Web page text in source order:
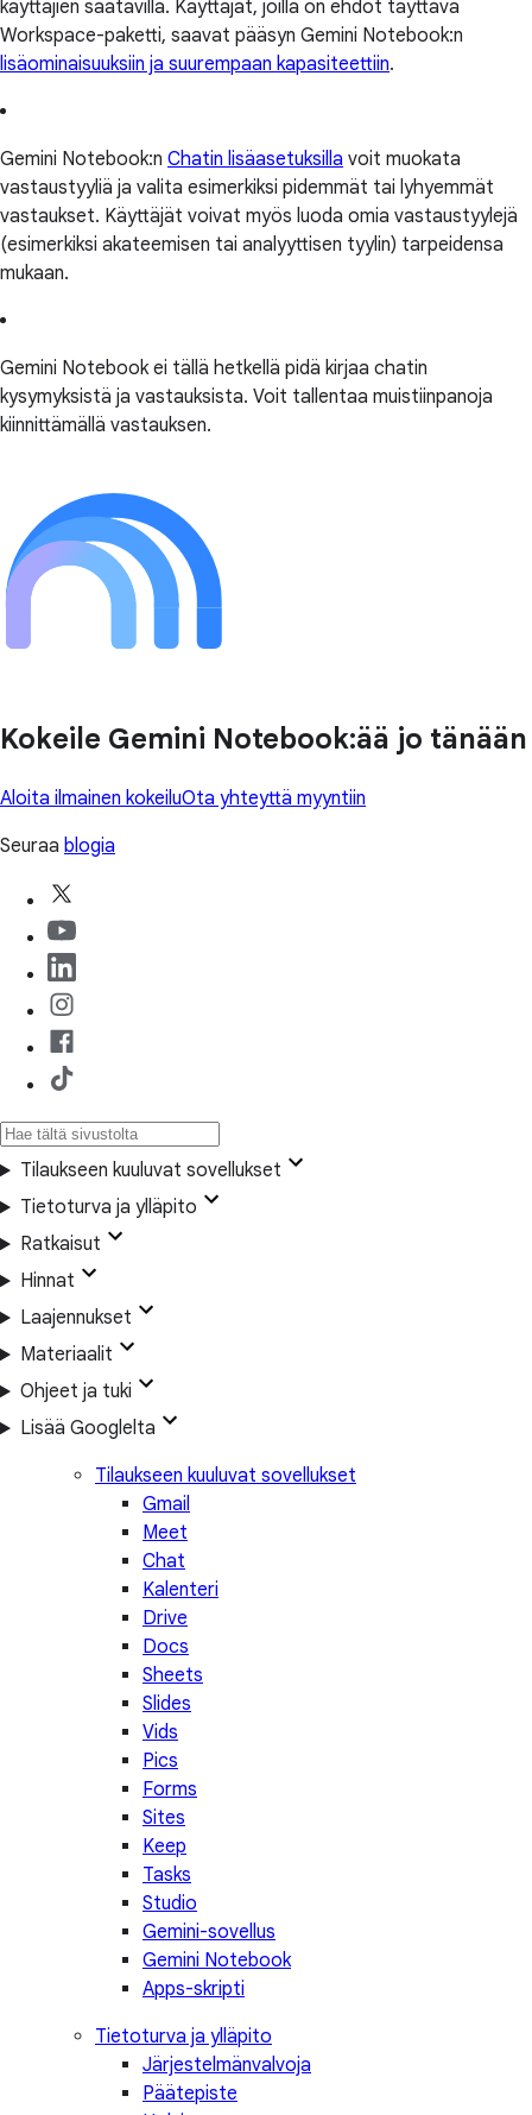
käyttäjien saatavilla. Käyttäjät, joilla on ehdot täyttävä
Workspace-paketti, saavat pääsyn Gemini Notebook:n
lisäominaisuuksiin ja suurempaan kapasiteettiin.
Gemini Notebook:n Chatin lisäasetuksilla voit muokata
vastaustyyliä ja valita esimerkiksi pidemmät tai lyhyemmät
vastaukset. Käyttäjät voivat myös luoda omia vastaustyylejä
(esimerkiksi akateemisen tai analyyttisen tyylin) tarpeidensa
mukaan.
Gemini Notebook ei tällä hetkellä pidä kirjaa chatin
kysymyksistä ja vastauksista. Voit tallentaa muistiinpanoja
kiinnittämällä vastauksen.
Kokeile Gemini Notebook:ää jo tänään
Aloita ilmainen kokeiluOta yhteyttä myyntiin
Seuraa blogia
Tilaukseen kuuluvat sovellukset
Tietoturva ja ylläpito
Ratkaisut
Hinnat
Laajennukset
Materiaalit
Ohjeet ja tuki
Lisää Googlelta
Tilaukseen kuuluvat sovellukset
Gmail
Meet
Chat
Kalenteri
Drive
Docs
Sheets
Slides
Vids
Pics
Forms
Sites
Keep
Tasks
Studio
Gemini-sovellus
Gemini Notebook
Apps-skripti
Tietoturva ja ylläpito
Järjestelmänvalvoja
Päätepiste